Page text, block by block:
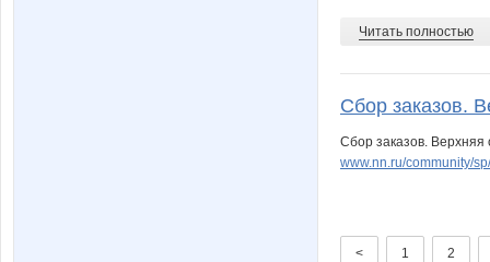
Читать полностью
Сбор заказов.
Сбор заказов.
www.nn.ru/community/
< 1 2